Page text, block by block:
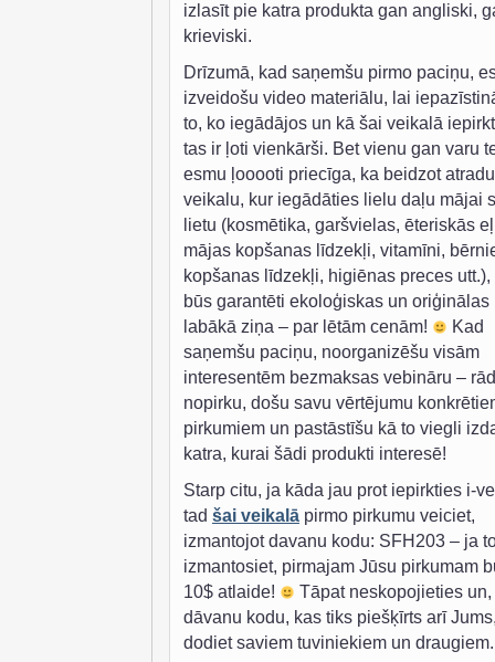
izlasīt pie katra produkta gan angliski,
krieviski.
Drīzumā, kad saņemšu pirmo paciņu,
izveidošu video materiālu, lai
to, ko iegādājos un kā šai veikalā
tas ir ļoti vienkārši. Bet vienu gan varu
esmu ļooooti priecīga, ka beidzot atradu
veikalu, kur iegādāties lielu daļu mājai
lietu (kosmētika, garšvielas, ēteriskās
mājas kopšanas līdzekļi, vitamīni,
kopšanas līdzekļi, higiēnas preces utt.),
būs garantēti ekoloģiskas un oriģinālas
labākā ziņa – par lētām cenām!
Kad
saņemšu paciņu, noorganizēšu visām
interesentēm bezmaksas vebināru –
nopirku, došu savu vērtējumu
pirkumiem un pastāstīšu kā to viegli
katra, kurai šādi produkti interesē!
Starp citu, ja kāda jau prot iepirkties i-
tad šai veikalā pirmo pirkumu veiciet,
izmantojot davanu kodu: SFH203 – ja
izmantosiet, pirmajam Jūsu pirkumam
10$ atlaide!
Tāpat neskopojieties un,
dāvanu kodu, kas tiks piešķīrts arī
dodiet saviem tuviniekiem un draugiem.